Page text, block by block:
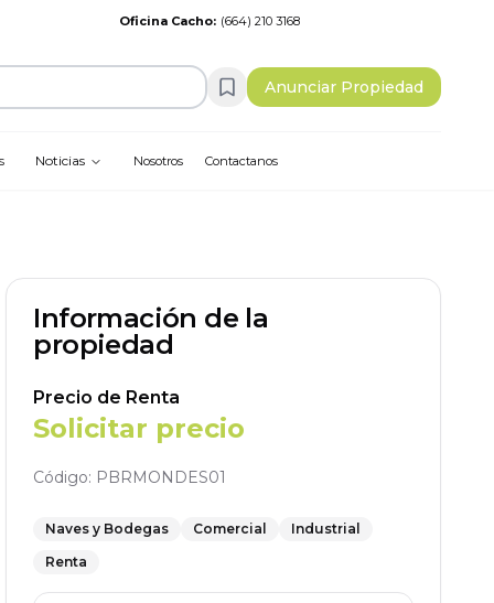
Oficina Cacho: (664) 210 3168
Anunciar Propiedad
Noticias Nosotros Contactanos
Información de la
propiedad
Precio de Renta
Solicitar precio
Código: PBRMONDES01
Naves y Bodegas Comercial
Industrial
Renta